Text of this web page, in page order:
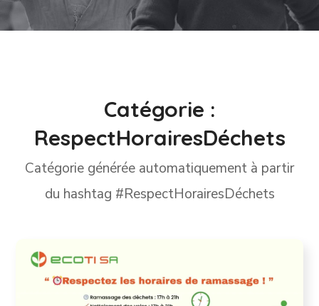
Catégorie :
RespectHorairesDéchets
Catégorie générée automatiquement à partir
du hashtag #RespectHorairesDéchets